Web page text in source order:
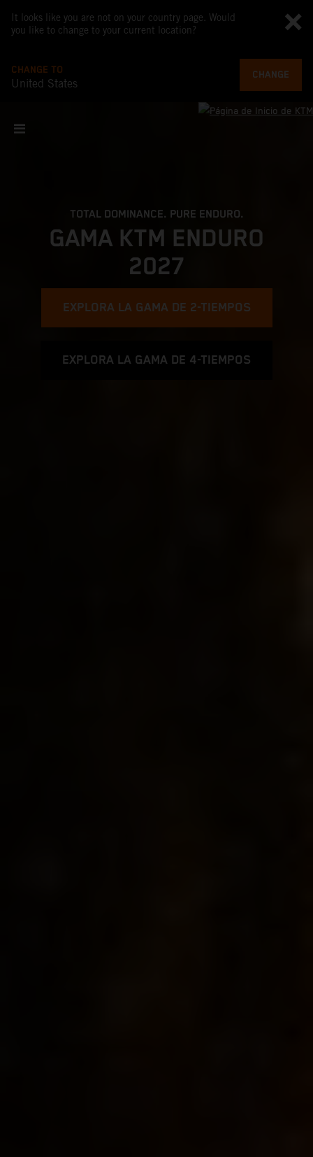
It looks like you are not on your country page. Would
you like to change to your current location?
CHANGE TO
United States
CHANGE
TOTAL DOMINANCE. PURE ENDURO.
GAMA KTM ENDURO
2027
EXPLORA LA GAMA DE 2-TIEMPOS
EXPLORA LA GAMA DE 4-TIEMPOS